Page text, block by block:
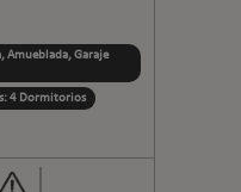
Amueblada, Garaje
4 Dormitorios